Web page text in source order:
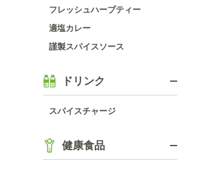
フレッシュハーブティー
適塩カレー
謹製スパイスソース
ドリンク
スパイスチャージ
健康食品